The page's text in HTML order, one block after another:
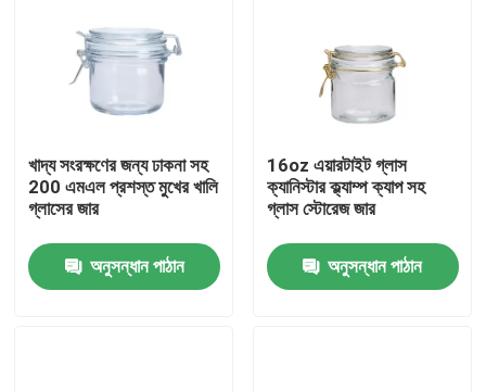
খাদ্য সংরক্ষণের জন্য ঢাকনা সহ
200 এমএল প্রশস্ত মুখের খালি
গ্লাসের জার
অনুসন্ধান পাঠান
16oz এয়ারটাইট গ্লাস
ক্যানিস্টার ক্ল্যাম্প ক্যাপ সহ
গ্লাস স্টোরেজ জার
অনুসন্ধান পাঠান